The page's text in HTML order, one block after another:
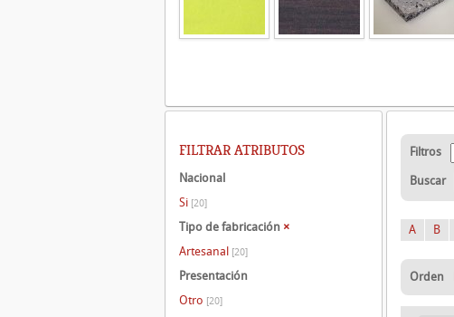
Filtros
Buscar
A B
Orden
FILTRAR ATRIBUTOS
Nacional
Si [20]
Tipo de fabricación ×
Artesanal [20]
Presentación
Otro [20]